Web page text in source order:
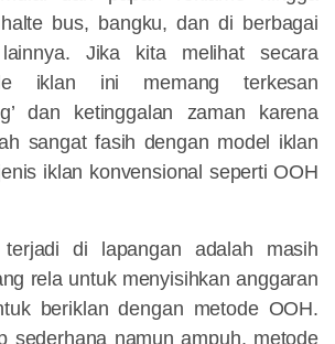
bus, bangku, dan di berbagai
Jika kita melihat secara
iklan ini memang terkesan
dan ketinggalan zaman karena
sangat fasih dengan model iklan
iklan konvensional seperti OOH
di lapangan adalah masih
rela untuk menyisihkan anggaran
beriklan dengan metode OOH.
sederhana namun ampuh, metode